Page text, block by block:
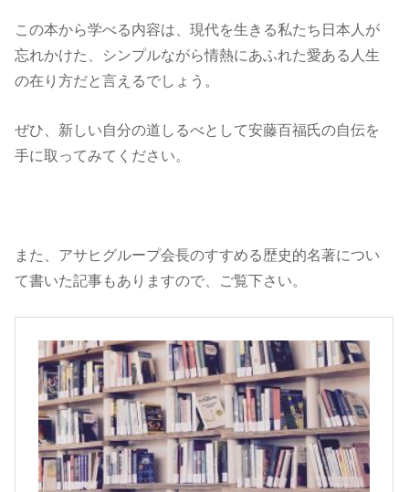
この本から学べる内容は、現代を生きる私たち日本人が
忘れかけた、シンプルながら情熱にあふれた愛ある人生
の在り方だと言えるでしょう。
ぜひ、新しい自分の道しるべとして安藤百福氏の自伝を
手に取ってみてください。
また、アサヒグループ会長のすすめる歴史的名著につい
て書いた記事もありますので、ご覧下さい。